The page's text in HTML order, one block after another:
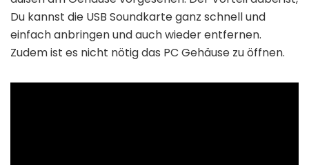
Du kannst die USB Soundkarte ganz schnell und
einfach anbringen und auch wieder entfernen.
Zudem ist es nicht nötig das PC Gehäuse zu öffnen.